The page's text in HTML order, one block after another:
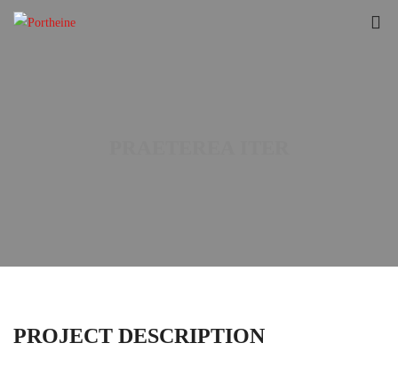
PROJECT DESCRIPTION